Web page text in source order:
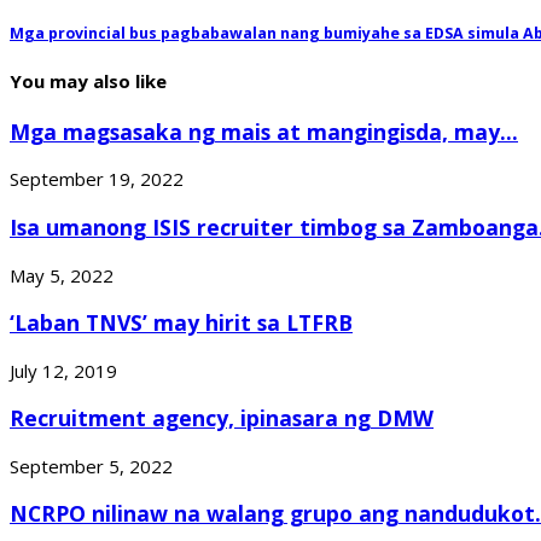
Mga provincial bus pagbabawalan nang bumiyahe sa EDSA simula
You may also like
Mga magsasaka ng mais at mangingisda, may...
September 19, 2022
Isa umanong ISIS recruiter timbog sa
May 5, 2022
‘Laban TNVS’ may hirit sa LTFRB
July 12, 2019
Recruitment agency, ipinasara ng DMW
September 5, 2022
NCRPO nilinaw na walang grupo ang